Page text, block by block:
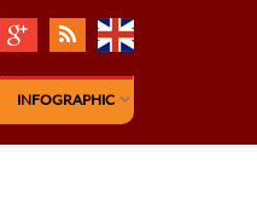
INFOGRAPHIC